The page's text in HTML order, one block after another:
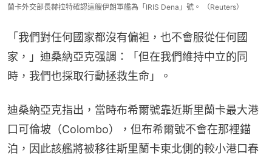
蘭卡外交部長赫拉特確認這艘伊朗軍艦為「IRIS Dena」號。 （Reuters）
「我們對任何國家都沒有偏袒，也不會服從任何國
家，」迪桑納亞克强調：「但在我們維持中立的同
時，我們也採取行動拯救生命」。
迪桑納亞克指出，當時布希爾號靠近斯里蘭卡最大港
口可倫坡（Colombo），但布希爾號不會在那裡錨
泊，因此該艦將被移往斯里蘭卡東北側的較小港口春